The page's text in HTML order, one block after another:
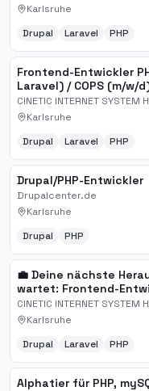
Karlsruhe
Drupal Laravel PHP
Frontend-Entwickler
Laravel) / COPS (m/w/
CINETIC INTERNET SYSTEM
Karlsruhe
Drupal Laravel PHP
Drupal/PHP-Entwickler
Drupalcenter.de
Karlsruhe
Drupal PHP
💼 Deine nächste
wartet: Frontend-
Laravel) / COPS (m/w/
CINETIC INTERNET
CINETIC INTERNET SYSTEM
Karlsruhe
Drupal Laravel PHP
Alphatier für PHP,